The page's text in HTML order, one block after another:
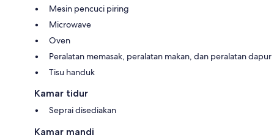
Mesin pencuci piring
Microwave
Oven
Peralatan memasak, peralatan makan, dan peralatan dapur
Tisu handuk
Kamar tidur
Seprai disediakan
Kamar mandi